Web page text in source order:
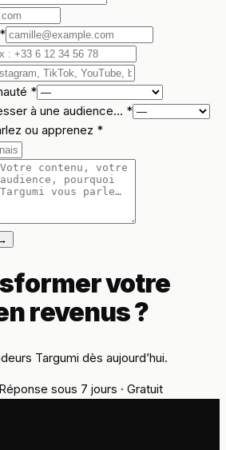
*
*
à une audience… *
ou apprenez *
votre
revenus ?
Targumi dès aujourd’hui.
Réponse sous 7 jours · Gratuit